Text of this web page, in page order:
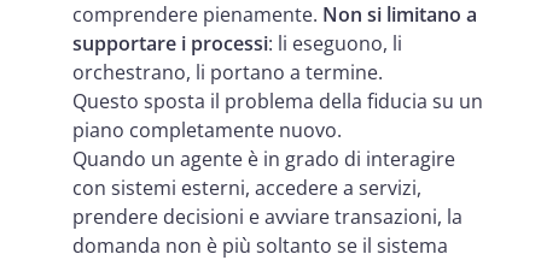
comprendere pienamente. Non si limitano a
supportare i processi: li eseguono, li
orchestrano, li portano a termine.
Questo sposta il problema della fiducia su un
piano completamente nuovo.
Quando un agente è in grado di interagire
con sistemi esterni, accedere a servizi,
prendere decisioni e avviare transazioni, la
domanda non è più soltanto se il sistema